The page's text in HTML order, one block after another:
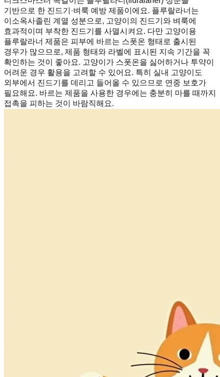
기반으로 한 진드기·벼룩 예방 제품이에요. 플루랄라너는
이소옥사졸린 계열 성분으로, 고양이의 진드기와 벼룩에
효과적이며 부착한 진드기를 사멸시켜요. 다만 고양이용
플루랄라너 제품은 피부에 바르는 스폿온 형태로 출시된
경우가 많으므로, 제품 형태와 라벨에 표시된 지속 기간을 꼭
확인하는 것이 좋아요. 고양이가 스폿온을 싫어하거나 투약이
어려운 경우 활용을 고려할 수 있어요. 특히 실내 고양이도
외부에서 진드기를 데리고 들어올 수 있으므로 연중 보호가
필요해요. 바르는 제품을 사용한 경우에는 충분히 마를 때까지
접촉을 피하는 것이 바람직해요.